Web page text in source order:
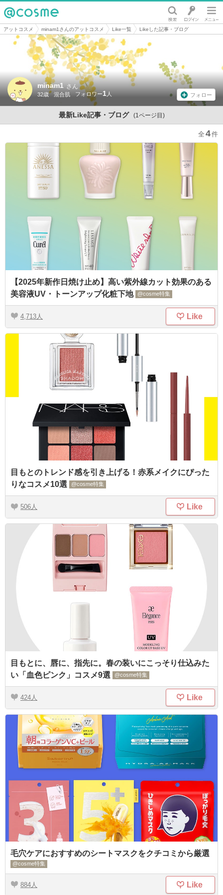
@cosme
アットコスメ minam1さんのアットコスメ Like一覧 Likeした記事・ブログ
minam1 さん
32歳 混合肌 1 フォロー
最新Like記事・ブログ (1ページ目)
4
【2025年新作日焼け止め】高い紫外線カット効果のある
美容液UV・トーンアップ化粧下地
@cosme特集
4,713 Like
目もとのトレンド感を引き上げる！赤系メイクにぴった
りなコスメ10選
@cosme特集
506 Like
目もとに、唇に、指先に。春の装いにこっそり仕込みた
い「血色ピンク」コスメ9選
@cosme特集
424 Like
毛穴ケアにおすすめのシートマスクをクチコミから厳選
@cosme特集
884 Like